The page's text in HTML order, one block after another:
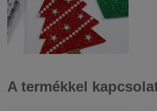
A termékkel